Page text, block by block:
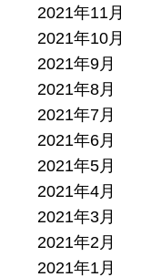
2021年11月
2021年10月
2021年9月
2021年8月
2021年7月
2021年6月
2021年5月
2021年4月
2021年3月
2021年2月
2021年1月